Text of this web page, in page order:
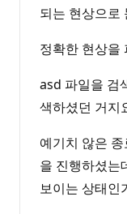
되는 현상으로
정확한 현상을
asd 파일을 검
색하셨던 거지
예기치 않은
을 진행하셨는
보이는 상태인